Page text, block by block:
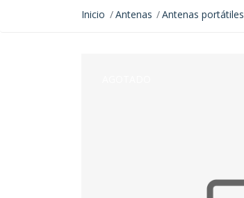
Inicio Antenas Antenas portátiles